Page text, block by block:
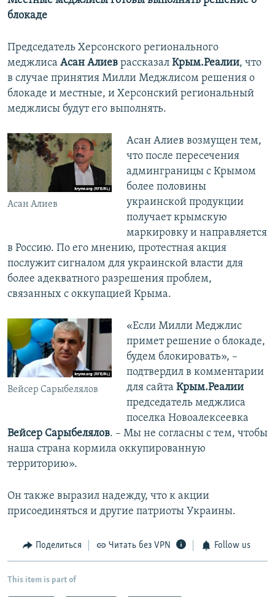
блокаде
Председатель Херсонского регионального
меджлиса Асан Алиев рассказал Крым.Реалии, что
в случае принятия Милли Меджлисом решения о
блокаде и местные, и Херсонский региональный
меджлисы будут его выполнять.
Асан Алиев
Асан Алиев возмущен тем,
что после пересечения
админграницы с Крымом
более половины
украинской продукции
получает крымскую
маркировку и направляется
в Россию. По его мнению, протестная акция
послужит сигналом для украинской власти для
более адекватного разрешения проблем,
связанных с оккупацией Крыма.
Вейсер Сарыбелялов
«Если Милли Меджлис
примет решение о блокаде,
будем блокировать», –
подтвердил в комментарии
для сайта Крым.Реалии
председатель меджлиса
поселка Новоалексеевка
Вейсер Сарыбелялов. – Мы не согласны с тем, чтобы
наша страна кормила оккупированную
территорию».
Он также выразил надежду, что к акции
присоединяться и другие патриоты Украины.
Поделиться Читать без VPN Follow us
This item is part of